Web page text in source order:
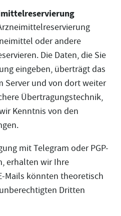
oder andere
Die Daten, die Sie
eingeben, überträgt das
Server und von dort weiter
Übertragungstechnik,
Kenntnis von den
mit Telegram oder PGP-
erhalten wir Ihre
Mails könnten theoretisch
Dritten